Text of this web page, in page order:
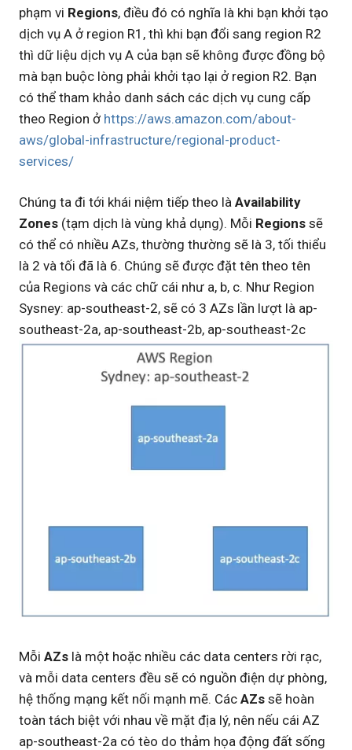
phạm vi Regions, điều đó có nghĩa là khi bạn khởi tạo
dịch vụ A ở region R1, thì khi bạn đổi sang region R2
thì dữ liệu dịch vụ A của bạn sẽ không được đồng bộ
mà bạn buộc lòng phải khởi tạo lại ở region R2. Bạn
có thể tham khảo danh sách các dịch vụ cung cấp
theo Region ở https://aws.amazon.com/about-
aws/global-infrastructure/regional-product-
services/
Chúng ta đi tới khái niệm tiếp theo là Availability
Zones (tạm dịch là vùng khả dụng). Mỗi Regions sẽ
có thể có nhiều AZs, thường thường sẽ là 3, tối thiểu
là 2 và tối đã là 6. Chúng sẽ được đặt tên theo tên
của Regions và các chữ cái như a, b, c. Như Region
Sysney: ap-southeast-2, sẽ có 3 AZs lần lượt là ap-
southeast-2a, ap-southeast-2b, ap-southeast-2c
Mỗi AZs là một hoặc nhiều các data centers rời rạc,
và mỗi data centers đều sẽ có nguồn điện dự phòng,
hệ thống mạng kết nối mạnh mẽ. Các AZs sẽ hoàn
toàn tách biệt với nhau về mặt địa lý, nên nếu cái AZ
ap-southeast-2a có tèo do thảm họa động đất sống